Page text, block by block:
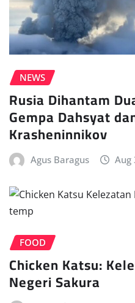
NEWS
Rusia Dihantam
Gempa Dahsyat
Krasheninnikov
Agus Baragus Aug
FOOD
Chicken Katsu:
Negeri Sakura